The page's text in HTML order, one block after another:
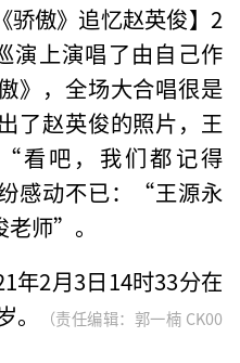
骄傲》追忆赵英俊】2
演上演唱了由自己作
》，全场大合唱很是
了赵英俊的照片，王
看吧，我们都记得
感动不已：“王源永
师”。
年2月3日14时33分在
（责任编辑：郭一楠 CK00